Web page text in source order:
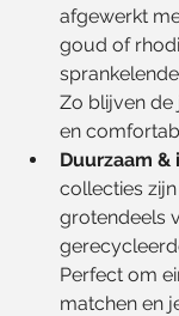
afgewerkt
goud of
Zo blijven
en
Duurzaam &
collecties
grotendeels
Perfect om
matchen en